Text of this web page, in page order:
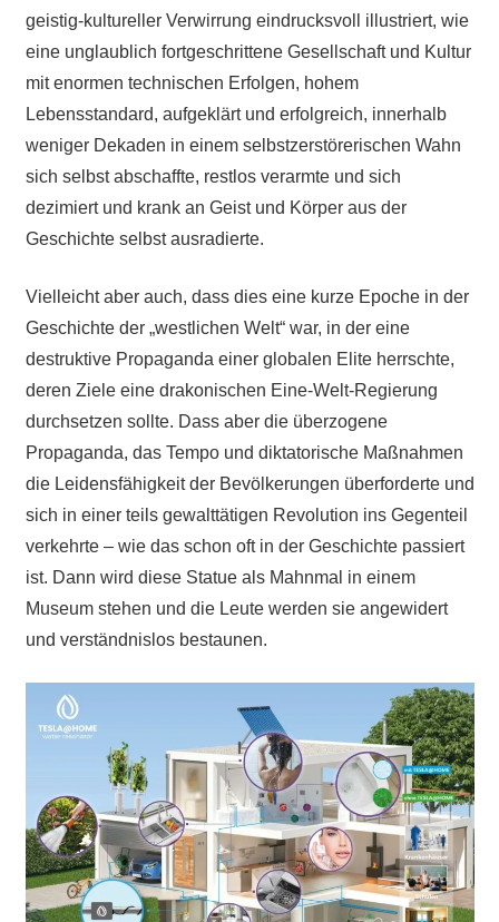
geistig-kultureller Verwirrung eindrucksvoll illustriert, wie
eine unglaublich fortgeschrittene Gesellschaft und Kultur
mit enormen technischen Erfolgen, hohem
Lebensstandard, aufgeklärt und erfolgreich, innerhalb
weniger Dekaden in einem selbstzerstörerischen Wahn
sich selbst abschaffte, restlos verarmte und sich
dezimiert und krank an Geist und Körper aus der
Geschichte selbst ausradierte.
Vielleicht aber auch, dass dies eine kurze Epoche in der
Geschichte der „westlichen Welt“ war, in der eine
destruktive Propaganda einer globalen Elite herrschte,
deren Ziele eine drakonischen Eine-Welt-Regierung
durchsetzen sollte. Dass aber die überzogene
Propaganda, das Tempo und diktatorische Maßnahmen
die Leidensfähigkeit der Bevölkerungen überforderte und
sich in einer teils gewalttätigen Revolution ins Gegenteil
verkehrte – wie das schon oft in der Geschichte passiert
ist. Dann wird diese Statue als Mahnmal in einem
Museum stehen und die Leute werden sie angewidert
und verständnislos bestaunen.